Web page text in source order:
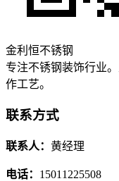
金利恒不锈钢
专注不锈钢装饰行业
作工艺。
联系方式
联系人： 黄经理
电话： 15011225508